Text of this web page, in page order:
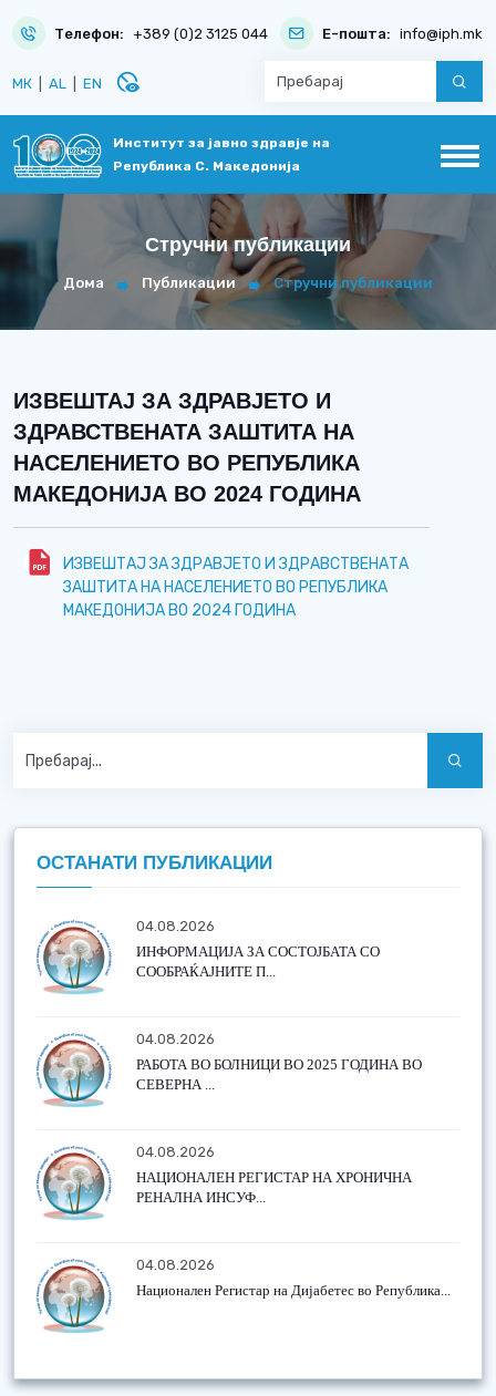
Телефон: +389 (0)2 3125 044 Е-пошта: info@iph.mk
МК AL EN disabled_visible
Институт за јавно здравје на
Република С. Македонија
Стручни публикации
Дома Публикации Стручни публикации
ИЗВЕШТАЈ ЗА ЗДРАВЈЕТО И
ЗДРАВСТВЕНАТА ЗАШТИТА НА
НАСЕЛЕНИЕТО ВО РЕПУБЛИКА
МАКЕДОНИЈА ВО 2024 ГОДИНА
ИЗВЕШТАЈ ЗА ЗДРАВЈЕТО И ЗДРАВСТВЕНАТА
ЗАШТИТА НА НАСЕЛЕНИЕТО ВО РЕПУБЛИКА
МАКЕДОНИЈА ВО 2024 ГОДИНА
ОСТАНАТИ ПУБЛИКАЦИИ
04.08.2026
ИНФОРМАЦИЈА ЗА СОСТОЈБАТА СО
СООБРАЌАЈНИТЕ П...
04.08.2026
РАБОТА ВО БОЛНИЦИ ВО 2025 ГОДИНА ВО
СЕВЕРНА ...
04.08.2026
НАЦИОНАЛЕН РЕГИСТАР НА ХРОНИЧНА
РЕНАЛНА ИНСУФ...
04.08.2026
Национален Регистар на Дијабетес во Република...